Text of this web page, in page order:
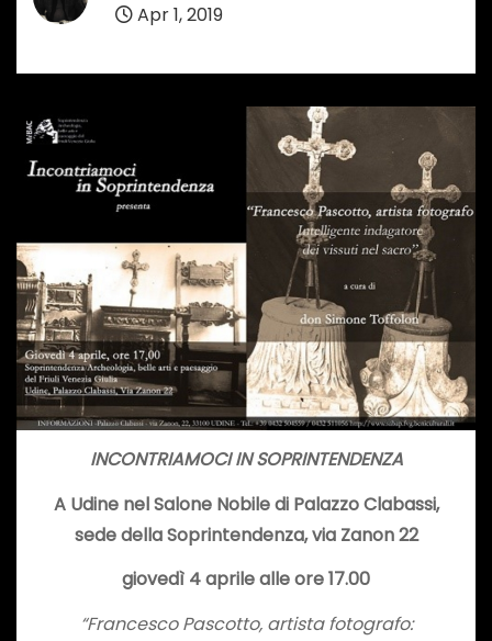
Apr 1, 2019
INCONTRIAMOCI IN SOPRINTENDENZA
A Udine nel Salone Nobile di Palazzo Clabassi,
sede della Soprintendenza, via Zanon 22
giovedì 4 aprile alle ore 17.00
“Francesco Pascotto, artista fotografo: